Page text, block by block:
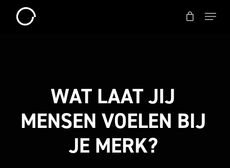
Menu
WAT LAATJIJ
MENSEN VOELEN BIJ
JE MERK?